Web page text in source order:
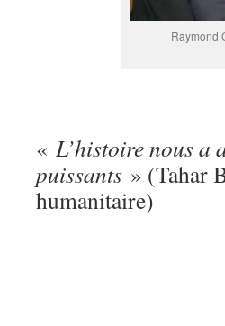
Raymond
« L’histoire nous a
puissants » (Tahar
humanitaire)